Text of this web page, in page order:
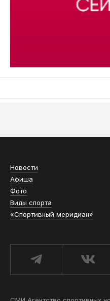
Новости
Афиша
Фото
Виды спорта
«Спортивный меридиан»